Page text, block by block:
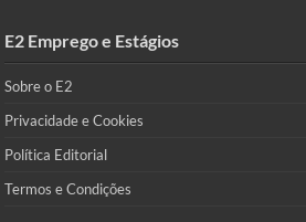
E2 Emprego e Estágios
Sobre o E2
Privacidade e Cookies
Política Editorial
Termos e Condições